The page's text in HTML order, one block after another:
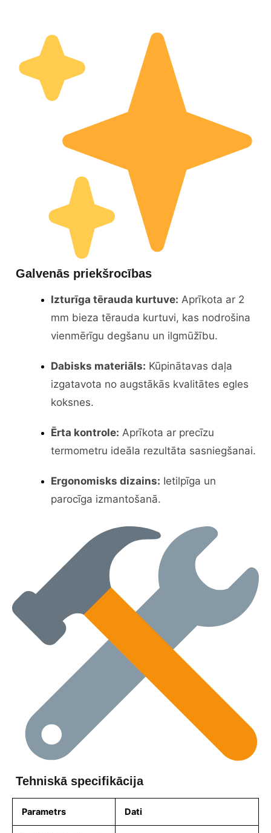
Galvenās priekšrocības
Izturīga tērauda kurtuve: Aprīkota ar 2
mm bieza tērauda kurtuvi, kas nodrošina
vienmērīgu degšanu un ilgmūžību.
Dabisks materiāls: Kūpinātavas daļa
izgatavota no augstākās kvalitātes egles
koksnes.
Ērta kontrole: Aprīkota ar precīzu
termometru ideāla rezultāta sasniegšanai.
Ergonomisks dizains: Ietilpīga un
parocīga izmantošanā.
Tehniskā specifikācija
Parametrs Dati